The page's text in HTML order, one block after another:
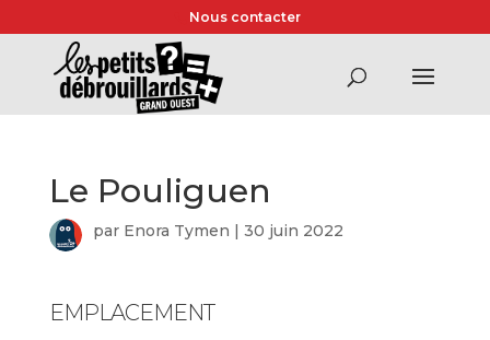
Nous contacter
Le Pouliguen
par Enora Tymen | 30 juin 2022
EMPLACEMENT